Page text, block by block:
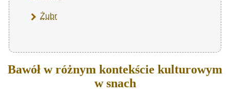
Żubr
Bawół w różnym kontekście kulturowym
w snach